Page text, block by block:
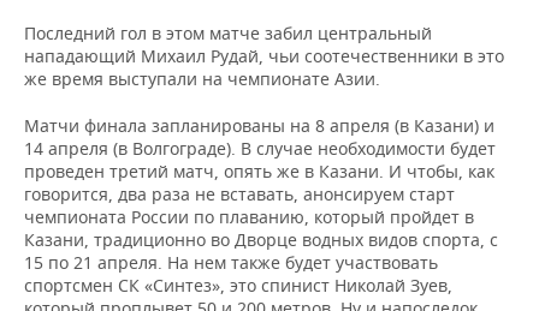
Последний гол в этом матче забил центральный
нападающий Михаил Рудай, чьи соотечественники в это
же время выступали на чемпионате Азии.
Матчи финала запланированы на 8 апреля (в Казани) и
14 апреля (в Волгограде). В случае необходимости будет
проведен третий матч, опять же в Казани. И чтобы, как
говорится, два раза не вставать, анонсируем старт
чемпионата России по плаванию, который пройдет в
Казани, традиционно во Дворце водных видов спорта, с
15 по 21 апреля. На нем также будет участвовать
спортсмен СК «Синтез», это спинист Николай Зуев,